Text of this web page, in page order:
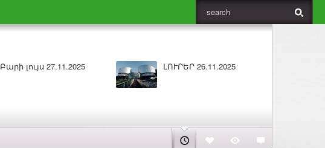
ԼՈՒՐԵՐ 25.11.2025 Բարի լույս 25.11.2025